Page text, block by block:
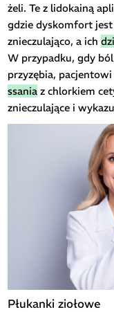
żeli. Te z lidokainą
gdzie dyskomfort jest
znieczulająco, a ich
W przypadku, gdy
przyzębia,
ssania z chlorkiem
znieczulające i
Płukanki ziołowe